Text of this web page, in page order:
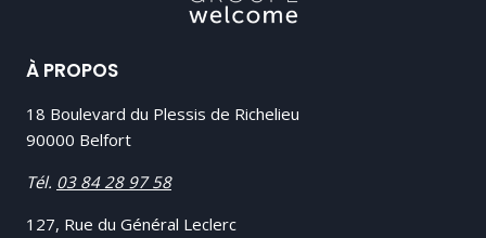
À PROPOS
18 Boulevard du Plessis de Richelieu
90000 Belfort
Tél. 03 84 28 97 58
127, Rue du Général Leclerc